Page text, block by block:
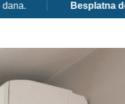
Besplatna dostava